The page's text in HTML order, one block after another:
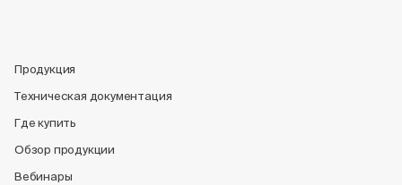
Продукция
Техническая документация
Где купить
Обзор продукции
Вебинары